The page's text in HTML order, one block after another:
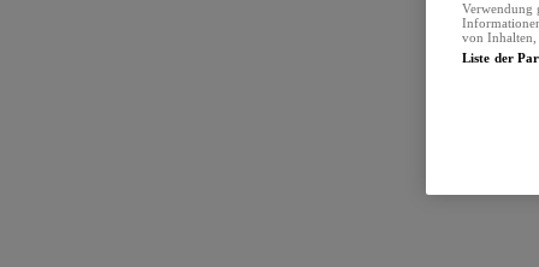
Verwendung
von Inhalten,
Liste der